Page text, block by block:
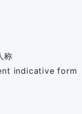
称
indicative form